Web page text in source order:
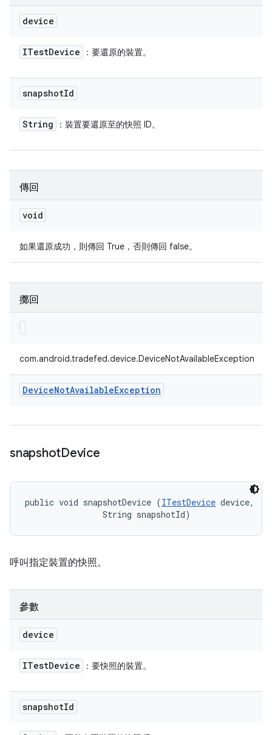
device
ITestDevice ：要還原的裝置。
snapshotId
String ：裝置要還原至的快照 ID。
傳回
void
如果還原成功，則傳回 True，否則傳回 false。
擲回
com.android.tradefed.device.DeviceNotAvailableException
DeviceNotAvailableException
snapshotDevice
public void snapshotDevice (ITestDevice device,
                String snapshotId)
呼叫指定裝置的快照。
參數
device
ITestDevice ：要快照的裝置。
snapshotId